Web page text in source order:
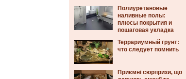
Полиуретановые
наливные полы:
плюсы покрытия и
пошаговая укладка
Террариумный грунт:
что следует помнить
Приємні сюрпризи, що